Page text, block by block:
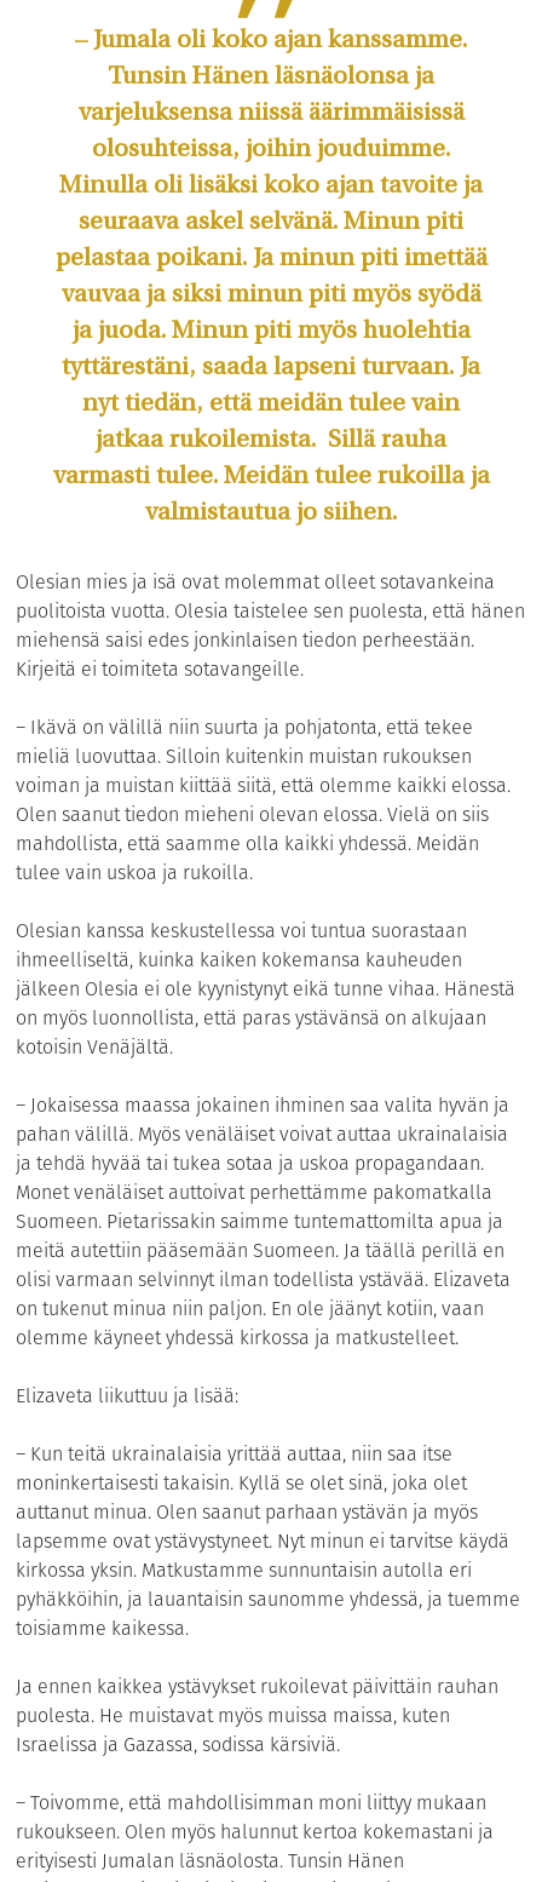
– Jumala oli koko ajan kanssamme.
Tunsin Hänen läsnäolonsa ja
varjeluksensa niissä äärimmäisissä
olosuhteissa, joihin jouduimme.
Minulla oli lisäksi koko ajan tavoite ja
seuraava askel selvänä. Minun piti
pelastaa poikani. Ja minun piti imettää
vauvaa ja siksi minun piti myös syödä
ja juoda. Minun piti myös huolehtia
tyttärestäni, saada lapseni turvaan. Ja
nyt tiedän, että meidän tulee vain
jatkaa rukoilemista. Sillä rauha
varmasti tulee. Meidän tulee rukoilla ja
valmistautua jo siihen.
Olesian mies ja isä ovat molemmat olleet sotavankeina
puolitoista vuotta. Olesia taistelee sen puolesta, että hänen
miehensä saisi edes jonkinlaisen tiedon perheestään.
Kirjeitä ei toimiteta sotavangeille.
– Ikävä on välillä niin suurta ja pohjatonta, että tekee
mieliä luovuttaa. Silloin kuitenkin muistan rukouksen
voiman ja muistan kiittää siitä, että olemme kaikki elossa.
Olen saanut tiedon mieheni olevan elossa. Vielä on siis
mahdollista, että saamme olla kaikki yhdessä. Meidän
tulee vain uskoa ja rukoilla.
Olesian kanssa keskustellessa voi tuntua suorastaan
ihmeelliseltä, kuinka kaiken kokemansa kauheuden
jälkeen Olesia ei ole kyynistynyt eikä tunne vihaa. Hänestä
on myös luonnollista, että paras ystävänsä on alkujaan
kotoisin Venäjältä.
– Jokaisessa maassa jokainen ihminen saa valita hyvän ja
pahan välillä. Myös venäläiset voivat auttaa ukrainalaisia
ja tehdä hyvää tai tukea sotaa ja uskoa propagandaan.
Monet venäläiset auttoivat perhettämme pakomatkalla
Suomeen. Pietarissakin saimme tuntemattomilta apua ja
meitä autettiin pääsemään Suomeen. Ja täällä perillä en
olisi varmaan selvinnyt ilman todellista ystävää. Elizaveta
on tukenut minua niin paljon. En ole jäänyt kotiin, vaan
olemme käyneet yhdessä kirkossa ja matkustelleet.
Elizaveta liikuttuu ja lisää:
– Kun teitä ukrainalaisia yrittää auttaa, niin saa itse
moninkertaisesti takaisin. Kyllä se olet sinä, joka olet
auttanut minua. Olen saanut parhaan ystävän ja myös
lapsemme ovat ystävystyneet. Nyt minun ei tarvitse käydä
kirkossa yksin. Matkustamme sunnuntaisin autolla eri
pyhäkköihin, ja lauantaisin saunomme yhdessä, ja tuemme
toisiamme kaikessa.
Ja ennen kaikkea ystävykset rukoilevat päivittäin rauhan
puolesta. He muistavat myös muissa maissa, kuten
Israelissa ja Gazassa, sodissa kärsiviä.
– Toivomme, että mahdollisimman moni liittyy mukaan
rukoukseen. Olen myös halunnut kertoa kokemastani ja
erityisesti Jumalan läsnäolosta. Tunsin Hänen